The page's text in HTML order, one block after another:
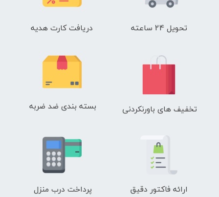
تحویل 24 ساعته دریافت کارت هدیه
تخفیف های باورنکردنی بسته بندی ضد ضربه
ارائه فاکتور دقیق پرداخت درب منزل